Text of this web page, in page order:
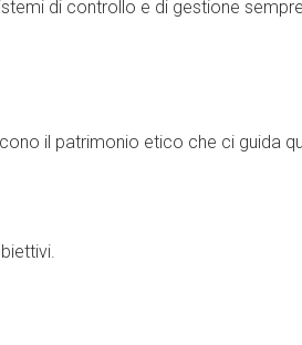
di controllo e di gestione
il patrimonio etico che ci guida